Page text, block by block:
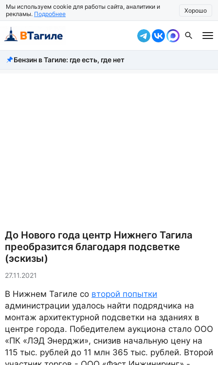
Мы используем cookie для работы сайта, аналитики и
рекламы. Подробнее Хорошо
Все новости
Бензин в Тагиле: где есть, где нет
До Нового года центр Нижнего Тагила
преобразится благодаря подсветке
(эскизы)
27.11.2021
В Нижнем Тагиле со второй попытки
администрации удалось найти подрядчика на
монтаж архитектурной подсветки на зданиях в
центре города. Победителем аукциона стало ООО
«ПК «ЛЭД Энерджи», снизив начальную цену на
115 тыс. рублей до 11 млн 365 тыс. рублей. Второй